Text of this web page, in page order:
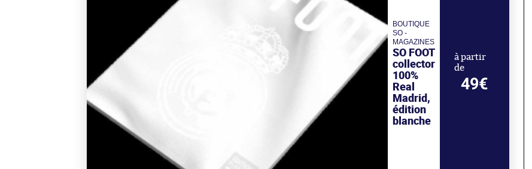
BOUTIQUE
SO -
MAGAZINES
SO FOOT
collector
100%
Real
Madrid,
édition
blanche
à partir
de
49€